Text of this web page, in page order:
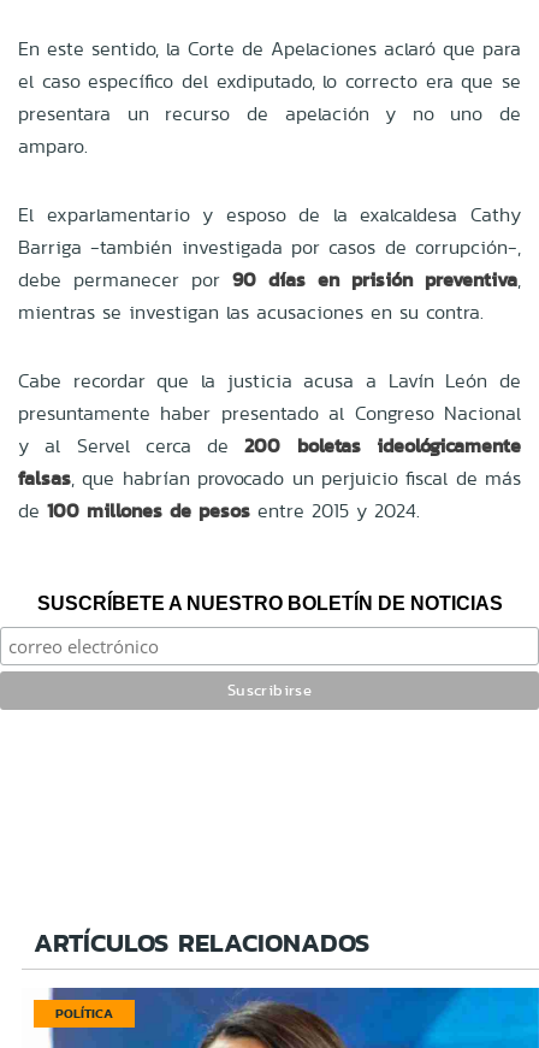
En este sentido, la Corte de Apelaciones aclaró que para
el caso específico del exdiputado, lo correcto era que se
presentara un recurso de apelación y no uno de
amparo.
El exparlamentario y esposo de la exalcaldesa Cathy
Barriga -también investigada por casos de corrupción-,
debe permanecer por 90 días en prisión preventiva,
mientras se investigan las acusaciones en su contra.
Cabe recordar que la justicia acusa a Lavín León de
presuntamente haber presentado al Congreso Nacional
y al Servel cerca de200 boletas ideológicamente
falsas, que habrían provocado un perjuicio fiscal de más
de 100 millones de pesos entre 2015 y 2024.
SUSCRÍBETE A NUESTRO BOLETÍN DE NOTICIAS
ARTÍCULOS RELACIONADOS
POLÍTICA